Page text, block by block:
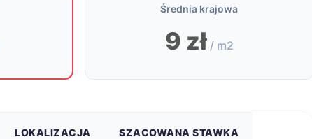
Średnia krajowa
9 zł / m2
LOKALIZACJA SZACOWANA STAWKA